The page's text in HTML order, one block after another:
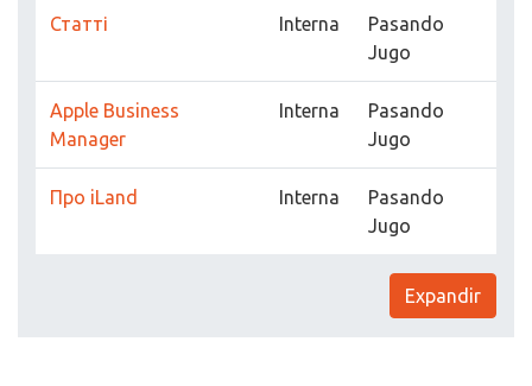
Статті Interna
Pasando
Jugo
Apple Business
Manager
Interna
Pasando
Jugo
Про iLand Interna
Pasando
Jugo
Expandir